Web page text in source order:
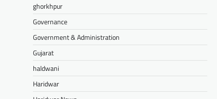
ghorkhpur
Governance
Government & Administration
Gujarat
haldwani
Haridwar